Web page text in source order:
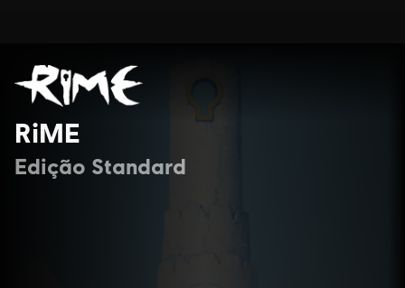
RiME
Edição Standard